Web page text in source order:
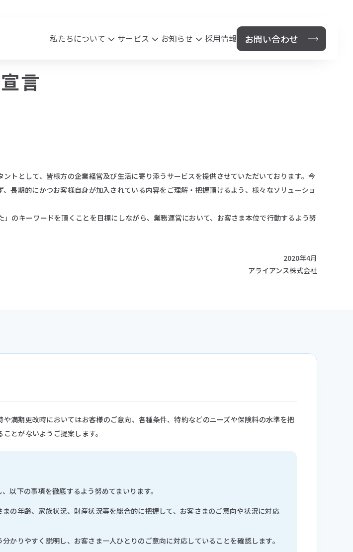
私たちについて サービス お知らせ 採用情報 お問い合わせ
言
トとして、皆様方の企業経営及び生活に寄り添うサービスを提供させていただいております。今
長期的にかつお客様自身が加入されている内容をご理解・把握頂けるよう、様々なソリューショ
のキーワードを頂くことを目標にしながら、業務運営において、お客さま本位で行動するよう努
2020年4月
アライアンス株式会社
満期更改時においてはお客様のご意向、各種条件、特約などのニーズや保険料の水準を把
とがないようご提案します。
以下の事項を徹底するよう努めてまいります。
の年齢、家族状況、財産状況等を総合的に把握して、お客さまのご意向や状況に対応
りやすく説明し、お客さま一人ひとりのご意向に対応していることを確認します。